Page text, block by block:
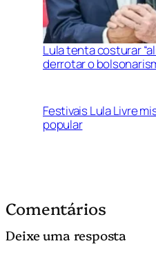
Lula tenta costurar
derrotar o
Festivais Lula Livre
popular
Comentários
Deixe uma resposta